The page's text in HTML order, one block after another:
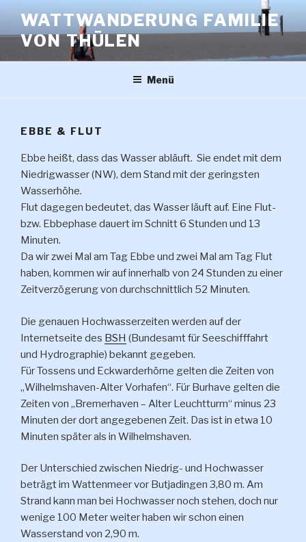
Inhalt
springen
WATTWANDERUNG FAMILIE
VON THÜLEN
Menü
EBBE & FLUT
Ebbe heißt, dass das Wasser abläuft. Sie endet mit dem
Niedrigwasser (NW), dem Stand mit der geringsten
Wasserhöhe.
Flut dagegen bedeutet, das Wasser läuft auf. Eine Flut-
bzw. Ebbephase dauert im Schnitt 6 Stunden und 13
Minuten.
Da wir zwei Mal am Tag Ebbe und zwei Mal am Tag Flut
haben, kommen wir auf innerhalb von 24 Stunden zu einer
Zeitverzögerung von durchschnittlich 52 Minuten.
Die genauen Hochwasserzeiten werden auf der
Internetseite des BSH (Bundesamt für Seeschifffahrt
und Hydrographie) bekannt gegeben.
Für Tossens und Eckwarderhörne gelten die Zeiten von
„Wilhelmshaven-Alter Vorhafen“. Für Burhave gelten die
Zeiten von „Bremerhaven – Alter Leuchtturm“ minus 23
Minuten der dort angegebenen Zeit. Das ist in etwa 10
Minuten später als in Wilhelmshaven.
Der Unterschied zwischen Niedrig- und Hochwasser
beträgt im Wattenmeer vor Butjadingen 3,80 m. Am
Strand kann man bei Hochwasser noch stehen, doch nur
wenige 100 Meter weiter haben wir schon einen
Wasserstand von 2,90 m.